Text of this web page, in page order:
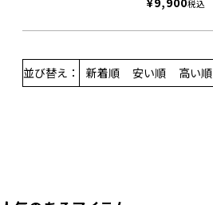
税込
並び替え 新着順 安い順 高い順